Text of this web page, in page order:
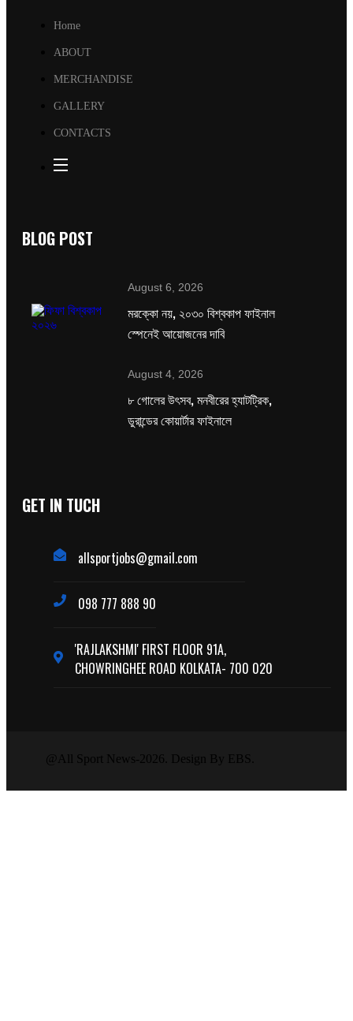
Home
ABOUT
MERCHANDISE
GALLERY
CONTACTS
BLOG POST
August 6, 2026
মরক্কো নয়, ২০৩০ বিশ্বকাপ ফাইনাল
স্পেনেই আয়োজনের দাবি
August 4, 2026
৮ গোলের উৎসব, মনবীরের হ্যাটট্রিক,
ডুরান্ডের কোয়ার্টার ফাইনালে
GET IN TUCH
allsportjobs@gmail.com
098 777 888 90
'RAJLAKSHMI' FIRST FLOOR 91A,
CHOWRINGHEE ROAD KOLKATA- 700 020
@All Sport News-2026. Design By EBS.